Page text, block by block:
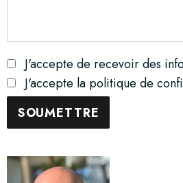
J'accepte de recevoir des
J'accepte la politique de